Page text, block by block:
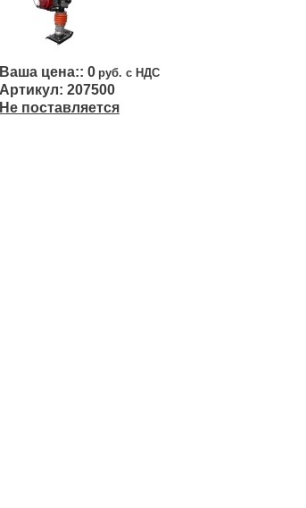
0
207500
Не поставляется